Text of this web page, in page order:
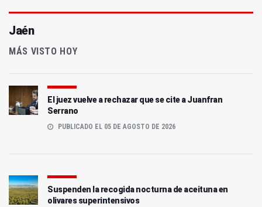
Jaén
MÁS VISTO HOY
El juez vuelve a rechazar que se cite a Juanfran
Serrano
PUBLICADO EL 05 DE AGOSTO DE 2026
Suspenden la recogida nocturna de aceituna en
olivares superintensivos